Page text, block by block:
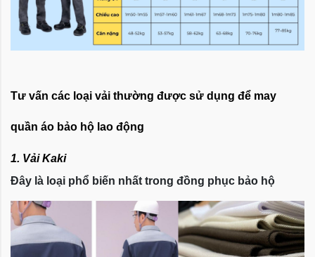
Tư vấn các loại vải thường được sử dụng để may
quần áo bảo hộ lao động
1. Vải Kaki
Đây là loại phổ biến nhất trong đồng phục bảo hộ